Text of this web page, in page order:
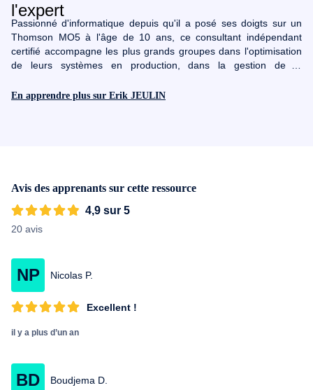
Passionné d'informatique depuis qu'il a posé ses doigts sur un
Thomson MO5 à l'âge de 10 ans, ce consultant indépendant
certifié accompagne les plus grands groupes dans l'optimisation
de leurs systèmes en production, dans la gestion de la
dans le cloud qu'il se fixa l'objectif de partager ses connaissances
En apprendre plus sur Erik JEULIN
Avis des apprenants sur cette ressource
4,9 sur 5
20 avis
NP Nicolas P.
Excellent !
il y a plus d’un an
BD Boudjema D.